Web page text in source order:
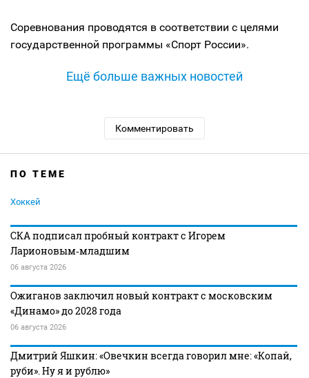
Соревнования проводятся в соответствии с целями
государственной программы «Спорт России».
Ещё больше важных новостей
Комментировать
ПО ТЕМЕ
Хоккей
СКА подписал пробный контракт с Игорем
Ларионовым‑младшим
06 августа 2026
Ожиганов заключил новый контракт с московским
«Динамо» до 2028 года
06 августа 2026
Дмитрий Яшкин: «Овечкин всегда говорил мне: «Копай,
руби». Ну я и рублю»